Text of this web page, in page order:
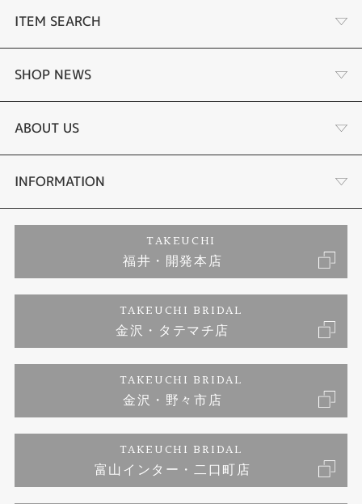
ITEM SEARCH
婚約指輪
結婚指輪
セットリング
婚約ネックレス
エタニティリング
SHOP NEWS
タケウチのこだわり
プロポーズサポート
ブランドリスト
ジュエリーリフォーム
福井指輪工房｜手作りペアリング
福井指輪工房｜手作り結婚指輪 and 婚約指輪
福井指輪工房｜手作り婚約指輪 プロポーズプラン
ABOUT US
会社概要
お客様の声
INFORMATION
プライバシーポリシー
TAKEUCHI
福井・開発本店
TAKEUCHI BRIDAL
金沢・タテマチ店
TAKEUCHI BRIDAL
金沢・野々市店
TAKEUCHI BRIDAL
富山インター・二口町店